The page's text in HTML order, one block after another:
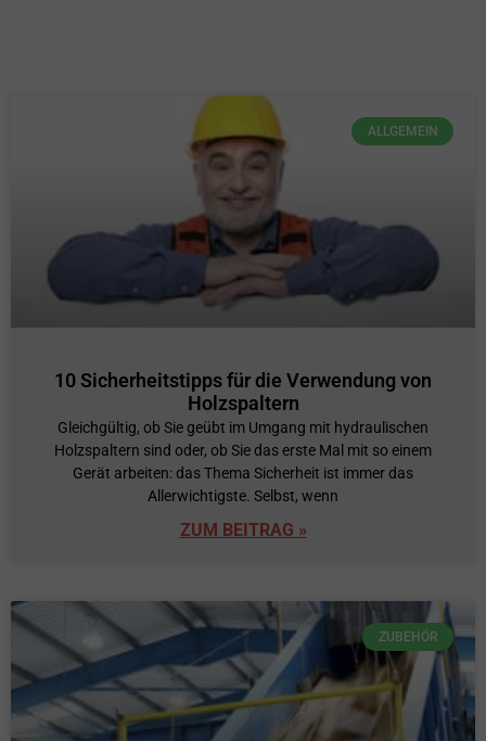
ALLGEMEIN
10 Sicherheitstipps für die Verwendung von
Holzspaltern
Gleichgültig, ob Sie geübt im Umgang mit hydraulischen
Holzspaltern sind oder, ob Sie das erste Mal mit so einem
Gerät arbeiten: das Thema Sicherheit ist immer das
Allerwichtigste. Selbst, wenn
ZUM BEITRAG »
ZUBEHÖR